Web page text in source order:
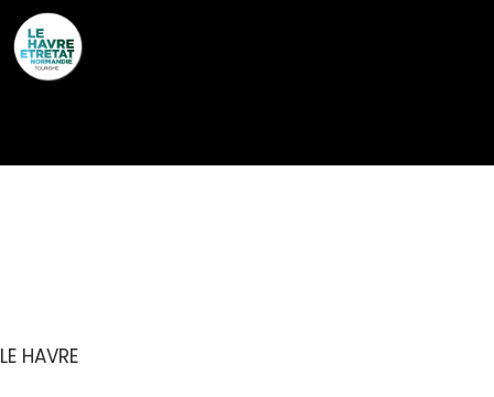
LE HAVRE
Cookies management panel